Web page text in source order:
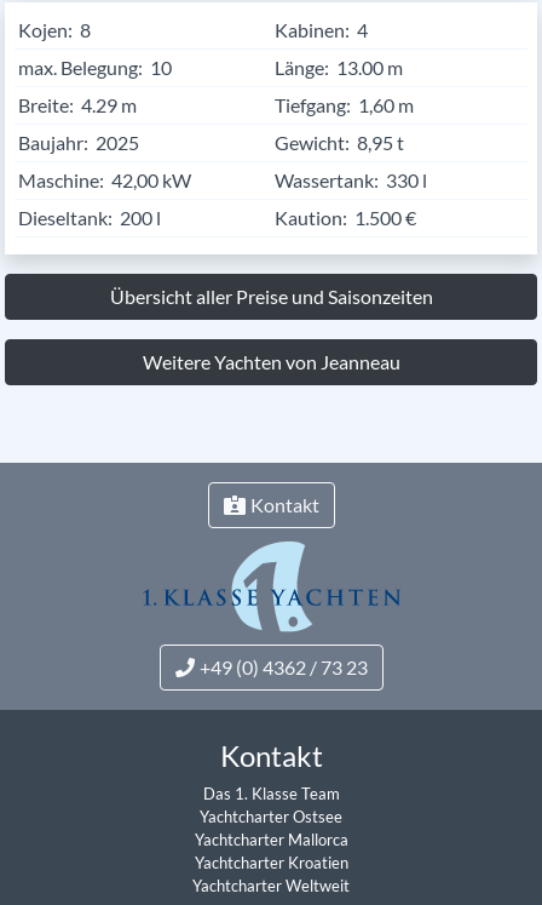
Kojen: 8 Kabinen: 4
max. Belegung: 10 Länge: 13.00
Breite: 4.29 Tiefgang: 1,60 m
Baujahr: 2025 Gewicht: 8,95 t
Maschine: 42,00 kW Wassertank: 330 l
Dieseltank: 200 l Kaution: 1.500 €
Übersicht aller Preise und Saisonzeiten
Weitere Yachten von Jeanneau
Kontakt
+49 (0) 4362 / 73 23
Kontakt
Das 1. Klasse Team
Yachtcharter Ostsee
Yachtcharter Mallorca
Yachtcharter Kroatien
Yachtcharter Weltweit